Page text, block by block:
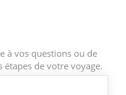
à vos questions ou de
de votre voyage.